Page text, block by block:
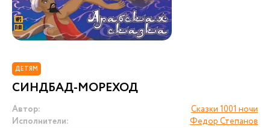
ДЕТЯМ
СИНДБАД-МОРЕХОД
Автор:
Сказки 1001 ночи
Исполнители:
Федор Степанов